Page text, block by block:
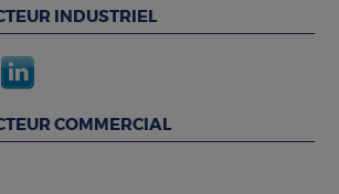
INDUSTRIEL
COMMERCIAL